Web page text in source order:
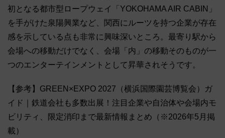
初となる都市型ロープウェイ「YOKOHAMA AIR CABIN」
を手がけた泉陽興業など、関西にルーツを持つ企業が存在
感を示している点も非常に興味深いところ。最寄り駅から
会場への移動だけでなく、会場「内」の移動そのものが一
つのエンターテインメントとして昇華されそうです。
【参考】GREEN×EXPO 2027（横浜国際園芸博覧会）ガ
イド｜鉄道会社も多数出展！注目企業や自治体や会場内モ
ビリティ、限定消印まで最新情報まとめ（※2026年5月掲
載）